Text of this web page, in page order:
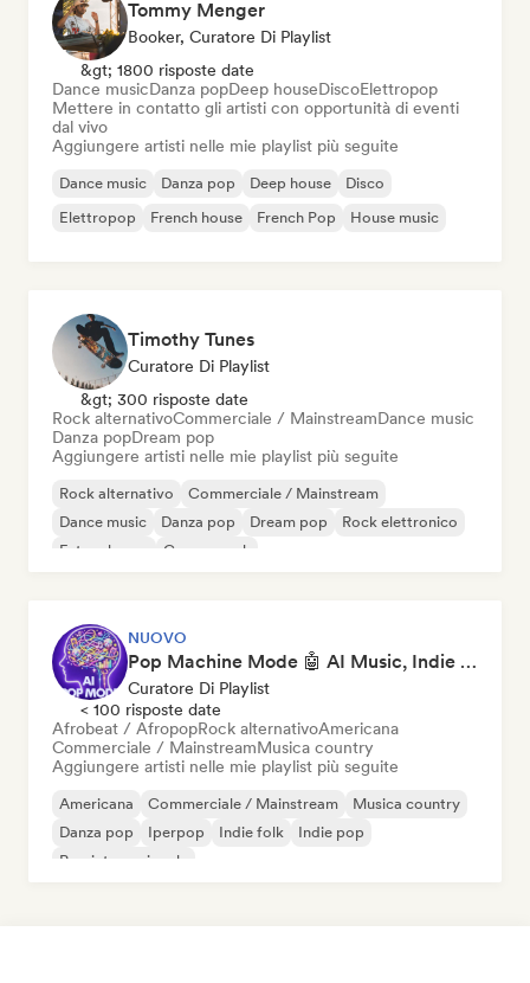
Tommy Menger
Booker, Curatore Di Playlist
&gt; 1800 risposte date
Dance musicDanza popDeep houseDiscoElettropop
Mettere in contatto gli artisti con opportunità di eventi
dal vivo
Aggiungere artisti nelle mie playlist più seguite
Dance music Danza pop Deep house
Disco
Elettropop
French house French Pop House music
Timothy Tunes
Curatore Di Playlist
&gt; 300 risposte date
Rock alternativoCommerciale / MainstreamDance music
Danza popDream pop
Aggiungere artisti nelle mie playlist più seguite
Rock alternativo
Commerciale / Mainstream
Dance music
Danza pop Dream pop
Rock elettronico
Future house
Garage rock
NUOVO
Pop Machine Mode 🤖 AI Music, Indie Pop & Dream Pop
Curatore Di Playlist
< 100 risposte date
Afrobeat / AfropopRock alternativoAmericana
Commerciale / MainstreamMusica country
Aggiungere artisti nelle mie playlist più seguite
Americana Commerciale / Mainstream
Musica country
Danza pop
Iperpop Indie folk
Indie pop
Pop internazionale